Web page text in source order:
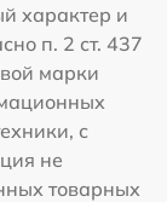
характер и
п. 2 ст. 437
марки
с
не
товарных